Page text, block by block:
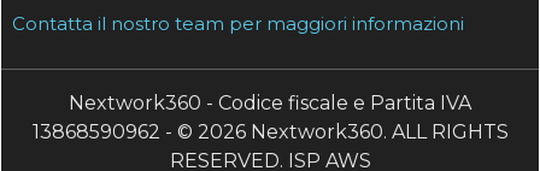
Contatta il nostro team per maggiori informazioni
Nextwork360 - Codice fiscale e Partita IVA
13868590962 - © 2026 Nextwork360. ALL RIGHTS
RESERVED. ISP AWS